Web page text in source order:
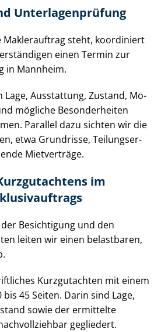
Un­ter­la­gen­prü­fung
Maklerauftrag steht, koordiniert
einen Termin zur
in Mannheim.
Lage, Ausstattung, Zustand, Mo­
mögliche Besonderheiten
Parallel dazu sichten wir die
etwa Grundrisse, Tei­lungs­er­
Mietverträge.
im
Besichtigung und den
leiten wir einen belastbaren,
Kurzgutachten mit einem
45 Seiten. Darin sind Lage,
sowie der ermittelte
gegliedert.